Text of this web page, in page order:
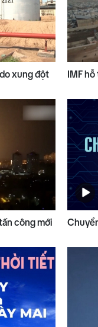
xung đột
IMF
công mới